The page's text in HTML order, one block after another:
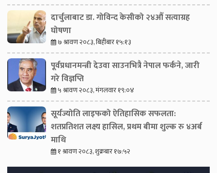
दार्चुलाबाट डा. गोविन्द केसीको २४औँ सत्याग्रह
घोषणा
७ श्रावण २०८३, बिहीबार १५:१३
पूर्वप्रधानमन्त्री देउवा साउनभित्रै नेपाल फर्कने, जारी
गरे विज्ञप्ति
५ श्रावण २०८३, मंगलवार १९:०४
सूर्यज्योति लाइफको ऐतिहासिक सफलता:
शतप्रतिशत लक्ष्य हासिल, प्रथम बीमा शुल्क रु ४अर्ब
माथि
१ श्रावण २०८३, शुक्रबार १७:५२